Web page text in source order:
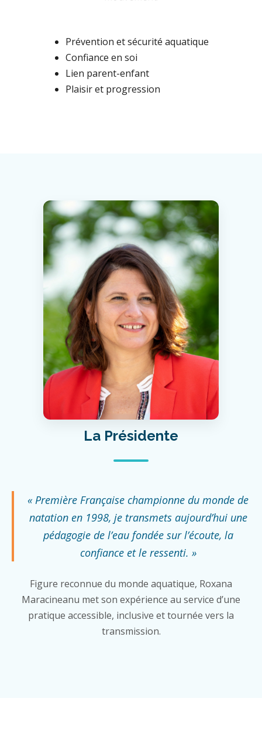
Prévention et sécurité aquatique
Confiance en soi
Lien parent-enfant
Plaisir et progression
La Présidente
« Première Française championne du monde de
natation en 1998, je transmets aujourd’hui une
pédagogie de l’eau fondée sur l’écoute, la
confiance et le ressenti. »
Figure reconnue du monde aquatique, Roxana
Maracineanu met son expérience au service d’une
pratique accessible, inclusive et tournée vers la
transmission.